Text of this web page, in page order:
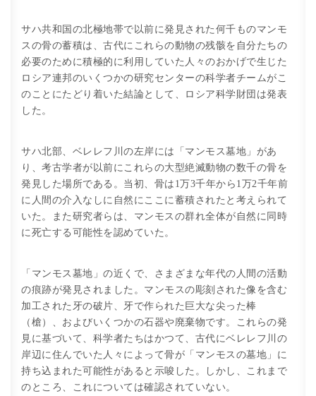
サハ共和国の北極地帯で以前に発見された何千ものマンモ
スの骨の蓄積は、古代にこれらの動物の残骸を自分たちの
必要のために積極的に利用していた人々のおかげで生じた
ロシア連邦のいくつかの研究センターの科学者チームがこ
のことにたどり着いた結論として、ロシア科学財団は発表
した。
サハ北部、ベレレフ川の左岸には「マンモス墓地」があ
り、考古学者が以前にこれらの大型絶滅動物の数千の骨を
発見した場所である。当初、骨は1万3千年から1万2千年前
に人間の介入なしに自然にここに蓄積されたと考えられて
いた。また研究者らは、マンモスの群れ全体が自然に同時
に死亡する可能性を認めていた。
「マンモス墓地」の近くで、さまざまな年代の人間の活動
の痕跡が発見されました。マンモスの彫刻された像を含む
加工された牙の破片、牙で作られた巨大な尖った棒
（槍）、およびいくつかの石器や廃棄物です。これらの発
見に基づいて、科学者たちはかつて、古代にベレレフ川の
岸辺に住んでいた人々によって骨が「マンモスの墓地」に
持ち込まれた可能性があると示唆した。しかし、これまで
のところ、これについては確認されていない。